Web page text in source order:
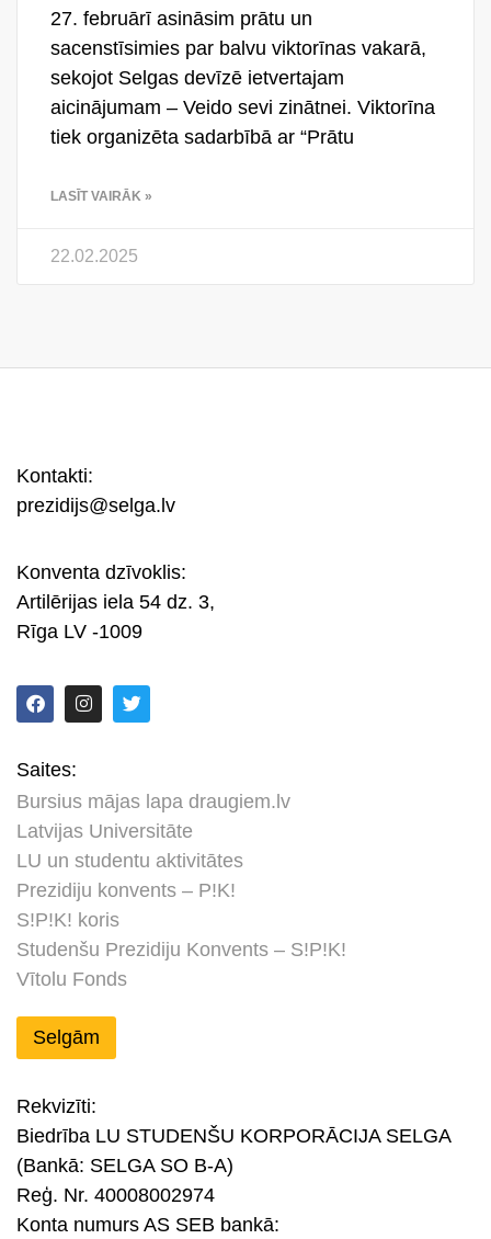
27. februārī asināsim prātu un
sacenstīsimies par balvu viktorīnas vakarā,
sekojot Selgas devīzē ietvertajam
aicinājumam – Veido sevi zinātnei. Viktorīna
tiek organizēta sadarbībā ar “Prātu
LASĪT VAIRĀK »
22.02.2025
Kontakti:
prezidijs@selga.lv
Konventa dzīvoklis:
Artilērijas iela 54 dz. 3,
Rīga LV -1009
Saites:
Bursius mājas lapa draugiem.lv
Latvijas Universitāte
LU un studentu aktivitātes
Prezidiju konvents – P!K!
S!P!K! koris
Studenšu Prezidiju Konvents – S!P!K!
Vītolu Fonds
Selgām
Rekvizīti:
Biedrība LU STUDENŠU KORPORĀCIJA SELGA
(Bankā: SELGA SO B-A)
Reģ. Nr. 40008002974
Konta numurs AS SEB bankā: